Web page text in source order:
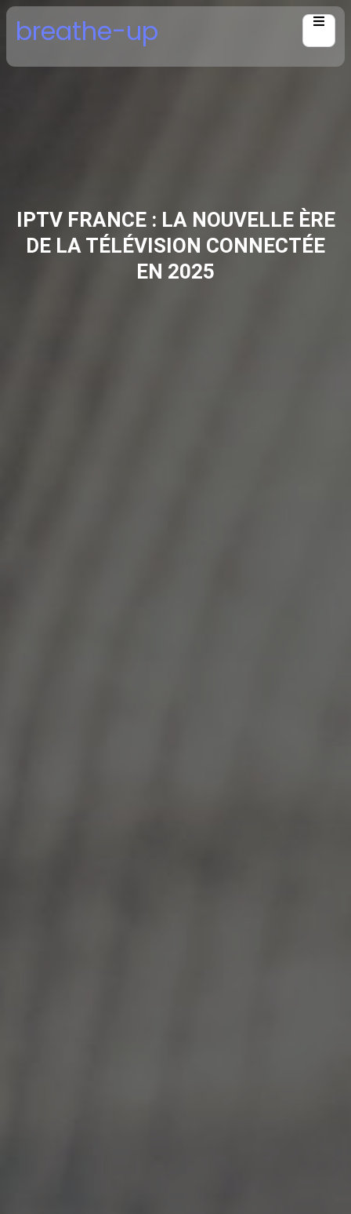
Skip
content
breathe-up
IPTV FRANCE : LA NOUVELLE ÈRE
DE LA TÉLÉVISION CONNECTÉE
EN 2025